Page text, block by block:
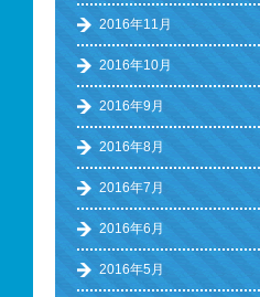
2016年11月
2016年10月
2016年9月
2016年8月
2016年7月
2016年6月
2016年5月